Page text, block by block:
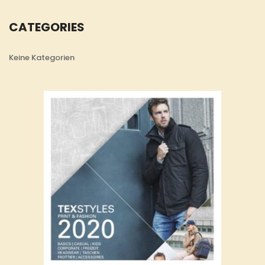
CATEGORIES
Keine Kategorien